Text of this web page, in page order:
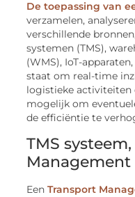
De toepassing van
verzamelen,
verschillende
systemen (TMS),
(WMS), IoT-
staat om real-time
logistieke activiteiten
mogelijk om
de efficiëntie te
TMS
Management
EenTransport